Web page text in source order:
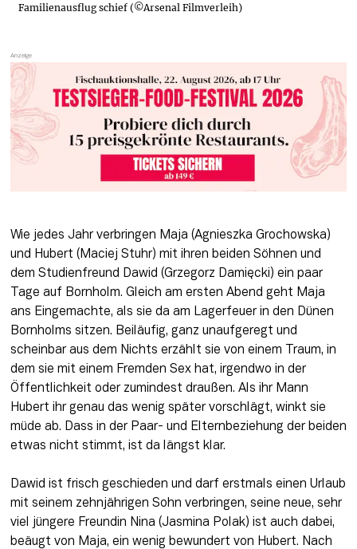
Familienausflug schief (©Arsenal Filmverleih)
Wie jedes Jahr verbringen Maja (Agnieszka Grochowska)
und Hubert (Maciej Stuhr) mit ihren beiden Söhnen und
dem Studienfreund Dawid (Grzegorz Damięcki) ein paar
Tage auf Bornholm. Gleich am ersten Abend geht Maja
ans Eingemachte, als sie da am Lagerfeuer in den Dünen
Bornholms sitzen. Beiläufig, ganz unaufgeregt und
scheinbar aus dem Nichts erzählt sie von einem Traum, in
dem sie mit einem Fremden Sex hat, irgendwo in der
Öffentlichkeit oder zumindest draußen. Als ihr Mann
Hubert ihr genau das wenig später vorschlägt, winkt sie
müde ab. Dass in der Paar- und Elternbeziehung der beiden
etwas nicht stimmt, ist da längst klar.
Dawid ist frisch geschieden und darf erstmals einen Urlaub
mit seinem zehnjährigen Sohn verbringen, seine neue, sehr
viel jüngere Freundin Nina (Jasmina Polak) ist auch dabei,
beäugt von Maja, ein wenig bewundert von Hubert. Nach